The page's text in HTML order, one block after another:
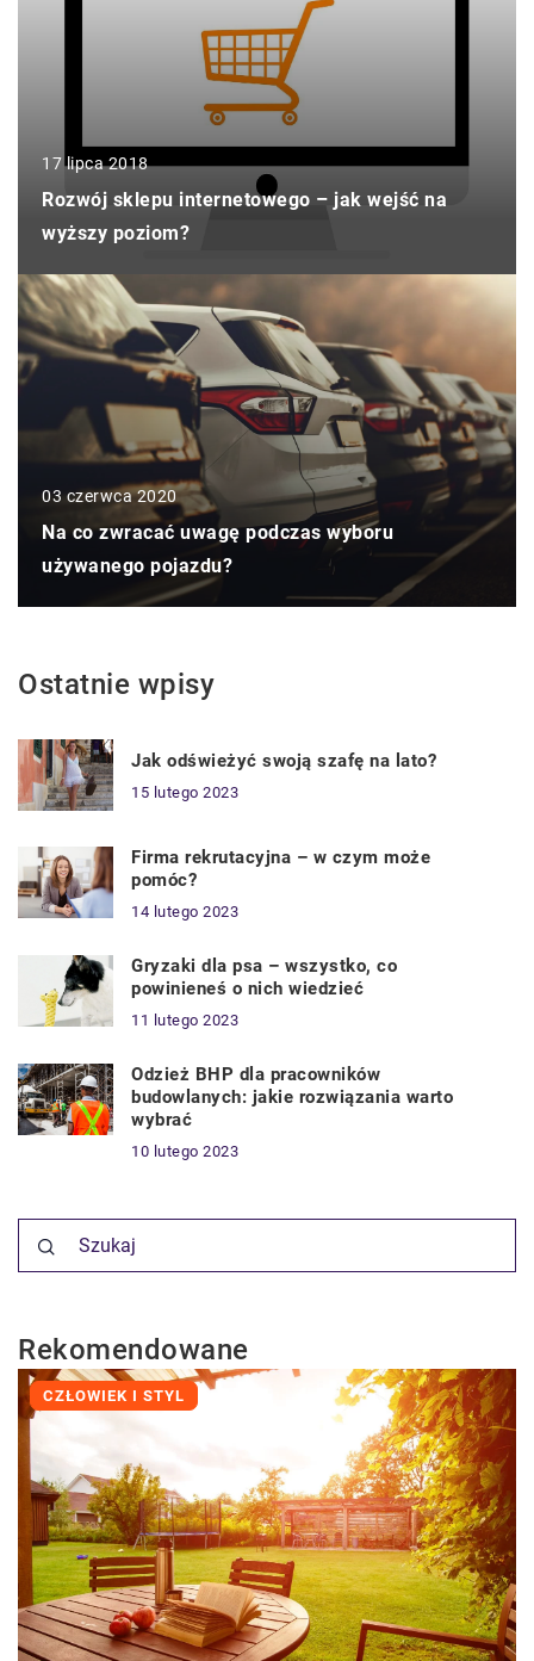
17 lipca 2018
Rozwój sklepu internetowego – jak wejść na
wyższy poziom?
03 czerwca 2020
Na co zwracać uwagę podczas wyboru
używanego pojazdu?
Ostatnie wpisy
Jak odświeżyć swoją szafę na lato?
15 lutego 2023
Firma rekrutacyjna – w czym może
pomóc?
14 lutego 2023
Gryzaki dla psa – wszystko, co
powinieneś o nich wiedzieć
11 lutego 2023
Odzież BHP dla pracowników
budowlanych: jakie rozwiązania warto
wybrać
10 lutego 2023
Rekomendowane
CZŁOWIEK I STYL